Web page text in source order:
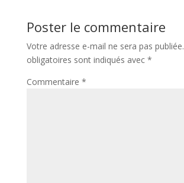
Poster le commentaire
Votre adresse e-mail ne sera pas publiée.
obligatoires sont indiqués avec *
Commentaire *